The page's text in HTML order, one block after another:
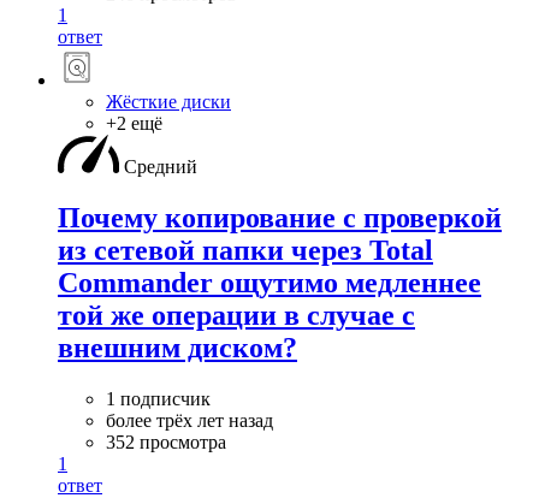
1
ответ
Жёсткие диски
+2 ещё
Средний
Почему копирование с проверкой
из сетевой папки через Total
Commander ощутимо медленнее
той же операции в случае с
внешним диском?
1 подписчик
более трёх лет назад
352 просмотра
1
ответ